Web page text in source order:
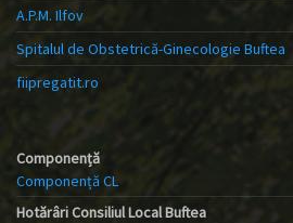
A.P.M. Ilfov
Spitalul de Obstetrică-Ginecologie Buftea
fiipregatit.ro
Componență
Componență CL
Hotărâri Consiliul Local Buftea